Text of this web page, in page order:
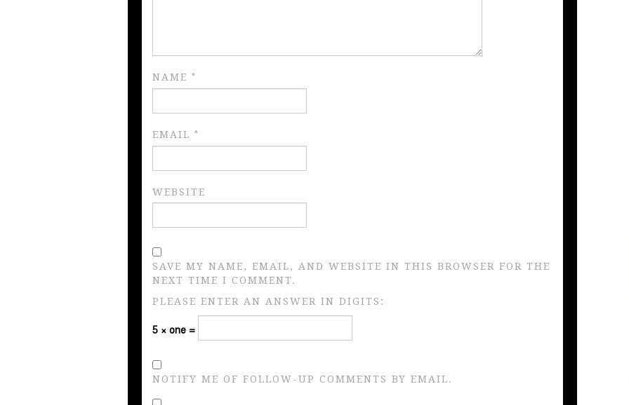
NAME *
EMAIL *
WEBSITE
SAVE MY NAME, EMAIL, AND WEBSITE IN THIS BROWSER FOR THE
NEXT TIME I COMMENT.
PLEASE ENTER AN ANSWER IN DIGITS:
5 × one =
NOTIFY ME OF FOLLOW-UP COMMENTS BY EMAIL.